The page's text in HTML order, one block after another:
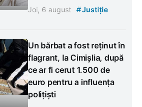
Joi, 6 august #Justiție
Un bărbat a fost reținut în
flagrant, la Cimișlia, după
ce ar fi cerut 1.500 de
euro pentru a influența
polițiști